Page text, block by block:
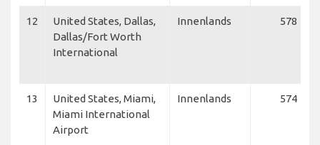
12
United States, Dallas,
Dallas/Fort Worth
International
Innenlands 578
13
United States, Miami,
Miami International
Airport
Innenlands 574